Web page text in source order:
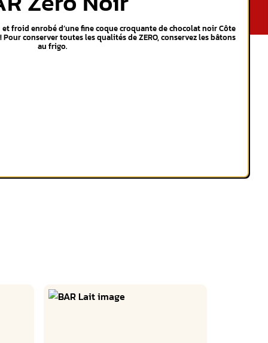
froid enrobé d’une fine coque croquante de chocolat noir Côte
conserver toutes les qualités de ZERO, conservez les bâtons
au frigo.